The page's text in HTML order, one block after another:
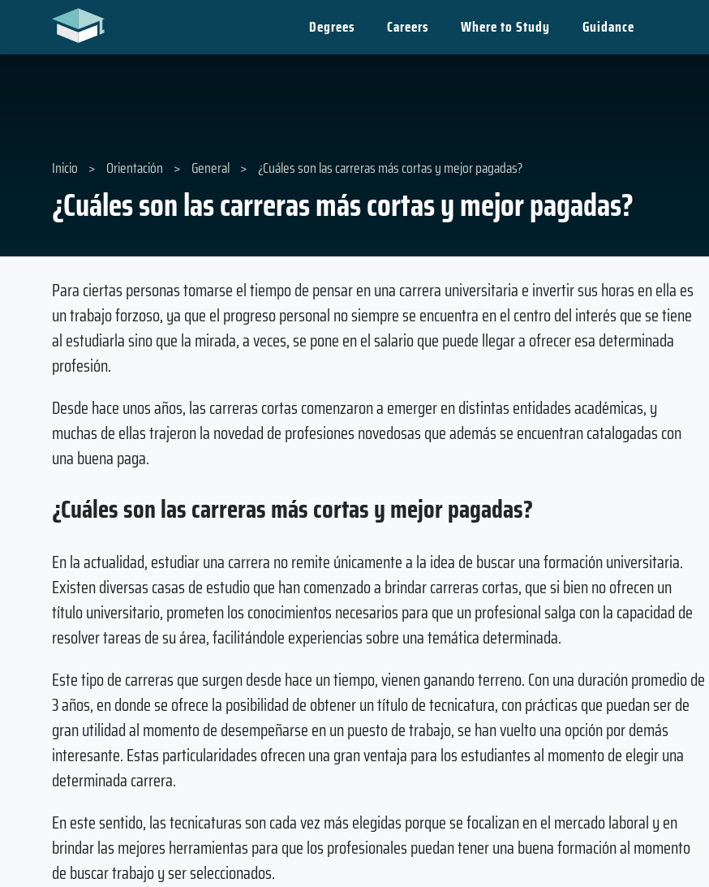
Degrees Careers Where to Study Guidance
¿Cuáles son las carreras más cortas y mejor pagadas?
Inicio > Orientación > General > ¿Cuáles son las carreras más cortas y mejor pagadas?
Para ciertas personas tomarse el tiempo de pensar en una carrera universitaria e invertir sus horas en ella es
un trabajo forzoso, ya que el progreso personal no siempre se encuentra en el centro del interés que se tiene
al estudiarla sino que la mirada, a veces, se pone en el salario que puede llegar a ofrecer esa determinada
profesión.
Desde hace unos años, las carreras cortas comenzaron a emerger en distintas entidades académicas, y
muchas de ellas trajeron la novedad de profesiones novedosas que además se encuentran catalogadas con
una buena paga.
¿Cuáles son las carreras más cortas y mejor pagadas?
En la actualidad, estudiar una carrera no remite únicamente a la idea de buscar una formación universitaria.
Existen diversas casas de estudio que han comenzado a brindar carreras cortas, que si bien no ofrecen un
título universitario, prometen los conocimientos necesarios para que un profesional salga con la capacidad de
resolver tareas de su área, facilitándole experiencias sobre una temática determinada.
Este tipo de carreras que surgen desde hace un tiempo, vienen ganando terreno. Con una duración promedio de
3 años, en donde se ofrece la posibilidad de obtener un título de tecnicatura, con prácticas que puedan ser de
gran utilidad al momento de desempeñarse en un puesto de trabajo, se han vuelto una opción por demás
interesante. Estas particularidades ofrecen una gran ventaja para los estudiantes al momento de elegir una
determinada carrera.
En este sentido, las tecnicaturas son cada vez más elegidas porque se focalizan en el mercado laboral y en
brindar las mejores herramientas para que los profesionales puedan tener una buena formación al momento
de buscar trabajo y ser seleccionados.